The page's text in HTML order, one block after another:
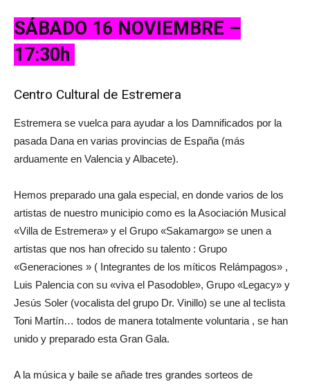
SÁBADO 16 NOVIEMBRE –
17:30h
Centro Cultural de Estremera
Estremera se vuelca para ayudar a los Damnificados por la
pasada Dana en varias provincias de España (más
arduamente en Valencia y Albacete).
Hemos preparado una gala especial, en donde varios de los
artistas de nuestro municipio como es la Asociación Musical
«Villa de Estremera» y el Grupo «Sakamargo» se unen a
artistas que nos han ofrecido su talento : Grupo
«Generaciones » ( Integrantes de los míticos Relámpagos» ,
Luis Palencia con su «viva el Pasodoble», Grupo «Legacy» y
Jesús Soler (vocalista del grupo Dr. Vinillo) se une al teclista
Toni Martín… todos de manera totalmente voluntaria , se han
unido y preparado esta Gran Gala.
A la música y baile se añade tres grandes sorteos de